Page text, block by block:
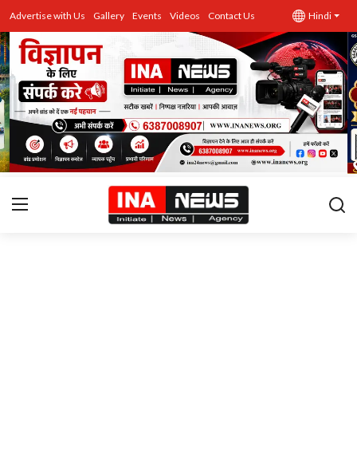
Advertise with Us Gallery Events Videos Contact Us Hindi
उत्तर प्रदेश
Advertise with Us
Events
राज्य